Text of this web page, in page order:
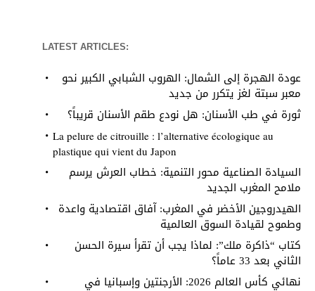
LATEST ARTICLES:
عودة الهجرة إلى الشمال: الهروب الشبابي الكبير نحو
معبر سبتة لغز يتكرر من جديد
ثورة في طب الأسنان: هل نودع طقم الأسنان قريباً؟
La pelure de citrouille : l’alternative écologique au
plastique qui vient du Japon
السيادة الصناعية محور التنمية: خطاب العرش يرسم
ملامح المغرب الجديد
الهيدروجين الأخضر في المغرب: آفاق اقتصادية واعدة
وطموح لقيادة السوق العالمية
كتاب “ذاكرة ملك”: لماذا يجب أن تقرأ سيرة الحسن
الثاني بعد 33 عاماً؟
نهائي كأس العالم 2026: الأرجنتين وإسبانيا في